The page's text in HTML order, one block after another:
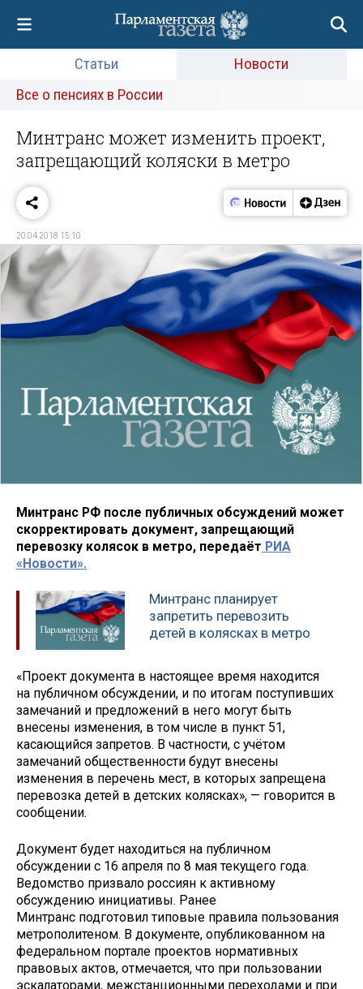
Статьи
Новости
Все о пенсиях в России
Минтранс может изменить проект,
запрещающий коляски в метро
20.04.2018 15:10
Минтранс РФ после публичных обсуждений может
скорректировать документ, запрещающий
перевозку колясок в метро, передаёт РИА
«Новости».
Минтранс планирует
запретить перевозить
детей в колясках в метро
«Проект документа в настоящее время находится
на публичном обсуждении, и по итогам поступивших
замечаний и предложений в него могут быть
внесены изменения, в том числе в пункт 51,
касающийся запретов. В частности, с учётом
замечаний общественности будут внесены
изменения в перечень мест, в которых запрещена
перевозка детей в детских колясках», — говорится в
сообщении.
Документ будет находиться на публичном
обсуждении с 16 апреля по 8 мая текущего года.
Ведомство призвало россиян к активному
обсуждению инициативы. Ранее
Минтранс подготовил типовые правила пользования
метрополитеном. В документе, опубликованном на
федеральном портале проектов нормативных
правовых актов, отмечается, что при пользовании
эскалаторами, межстанционными переходами и при